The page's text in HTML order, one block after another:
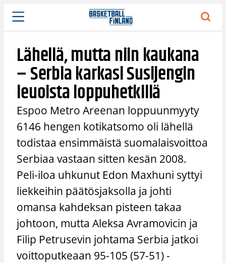
Siirry
sisältöön
Lähellä, mutta niin kaukana
– Serbia karkasi Susijengin
leuoista loppuhetkillä
Espoo Metro Areenan loppuunmyyty
6146 hengen kotikatsomo oli lähellä
todistaa ensimmäistä suomalaisvoittoa
Serbiaa vastaan sitten kesän 2008.
Peli-iloa uhkunut Edon Maxhuni syttyi
liekkeihin päätösjaksolla ja johti
omansa kahdeksan pisteen takaa
johtoon, mutta Aleksa Avramovicin ja
Filip Petrusevin johtama Serbia jatkoi
voittoputkeaan 95-105 (57-51) -